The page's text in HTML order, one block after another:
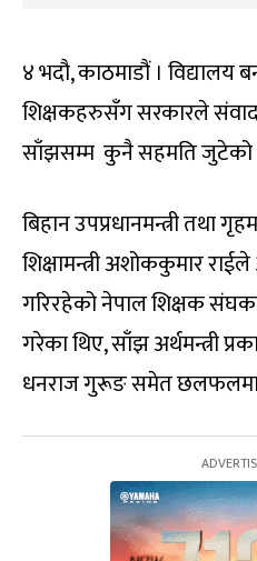
४ भदौ, काठमाडौं ।
शिक्षकहरुसँग सरकारले संवाद
साँझसम्म कुनै सहमति जुटेको
बिहान उपप्रधानमन्त्री तथा
शिक्षामन्त्री अशोककुमार
गरिरहेको नेपाल शिक्षक
गरेका थिए, साँझ अर्थमन्त्री
धनराज गुरूङ समेत छलफलमा